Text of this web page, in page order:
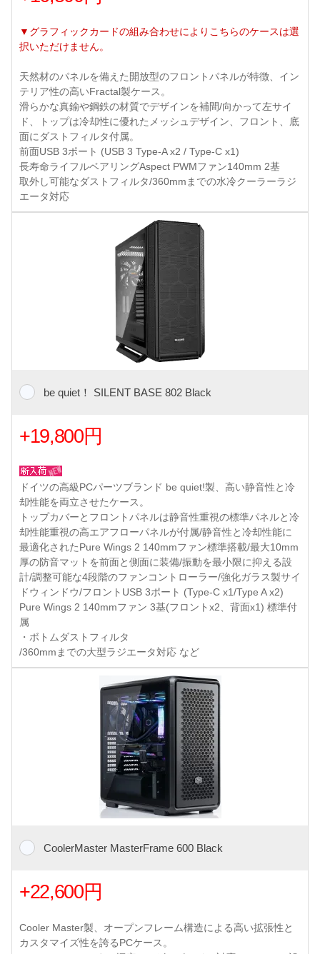
▼グラフィックカードの組み合わせによりこちらのケースは選
択いただけません。
天然材のパネルを備えた開放型のフロントパネルが特徴、イン
テリア性の高いFractal製ケース。
滑らかな真鍮や鋼鉄の材質でデザインを補間/向かって左サイ
ド、トップは冷却性に優れたメッシュデザイン、フロント、底
面にダストフィルタ付属。
前面USB 3ポート (USB 3 Type-A x2 / Type-C x1)
長寿命ライフルベアリングAspect PWMファン140mm 2基
取外し可能なダストフィルタ/360mmまでの水冷クーラーラジ
エータ対応
be quiet！ SILENT BASE 802 Black
+19,800円
ドイツの高級PCパーツブランド be quiet!製、高い静音性と冷
却性能を両立させたケース。
トップカバーとフロントパネルは静音性重視の標準パネルと冷
却性能重視の高エアフローパネルが付属/静音性と冷却性能に
最適化されたPure Wings 2 140mmファン標準搭載/最大10mm
厚の防音マットを前面と側面に装備/振動を最小限に抑える設
計/調整可能な4段階のファンコントローラー/強化ガラス製サイ
ドウィンドウ/フロントUSB 3ポート (Type-C x1/Type A x2)
Pure Wings 2 140mmファン 3基(フロントx2、背面x1) 標準付
属
・ボトムダストフィルタ
/360mmまでの大型ラジエータ対応 など
CoolerMaster MasterFrame 600 Black
+22,600円
Cooler Master製、オープンフレーム構造による高い拡張性と
カスタマイズ性を誇るPCケース。